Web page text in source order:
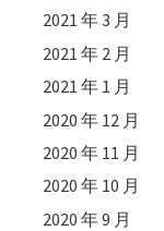
2021 年 3 月
2021 年 2 月
2021 年 1 月
2020 年 12 月
2020 年 11 月
2020 年 10 月
2020 年 9 月